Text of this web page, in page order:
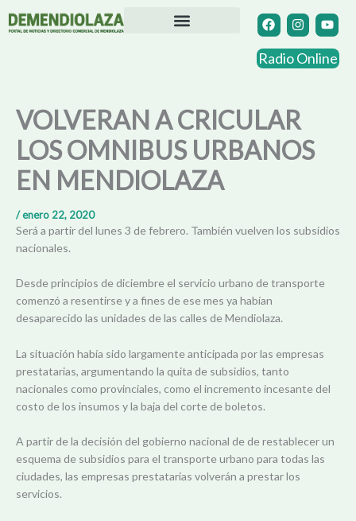
F
a
c
e
b
I
n
s
t
a
m
Y
o
u
t
u
Radio Online
VOLVERAN A CRICULAR
LOS OMNIBUS URBANOS
EN MENDIOLAZA
/enero 22, 2020
Será a partir del lunes 3 de febrero. También vuelven los subsidios
nacionales.
Desde principios de diciembre el servicio urbano de transporte
comenzó a resentirse y a fines de ese mes ya habían
desaparecido las unidades de las calles de Mendiolaza.
La situación había sido largamente anticipada por las empresas
prestatarias, argumentando la quita de subsidios, tanto
nacionales como provinciales, como el incremento incesante del
costo de los insumos y la baja del corte de boletos.
A partir de la decisión del gobierno nacional de de restablecer un
esquema de subsidios para el transporte urbano para todas las
ciudades, las empresas prestatarias volverán a prestar los
servicios.